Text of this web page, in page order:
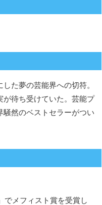
た夢の芸能界への切符。
が待ち受けていた。芸能プ
騒然のベストセラーがつい
でメフィスト賞を受賞し